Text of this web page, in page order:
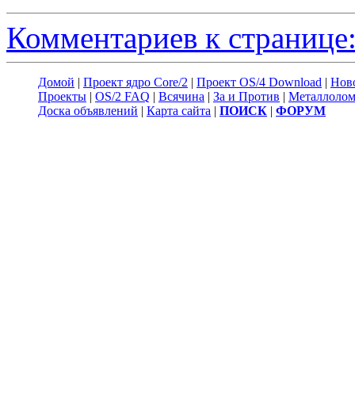
Комментариев к
Домой | Проект ядро Core/2 | Проект OS/4 Download |
Проекты | OS/2 FAQ | Всячина | За и Против | Металлолом
Доска объявлений | Карта сайта | ПОИСК | ФОРУМ